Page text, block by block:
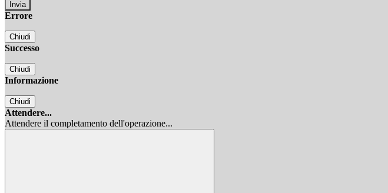
Errore
Chiudi
Successo
Chiudi
Informazione
Chiudi
Attendere...
Attendere il completamento dell'operazione...